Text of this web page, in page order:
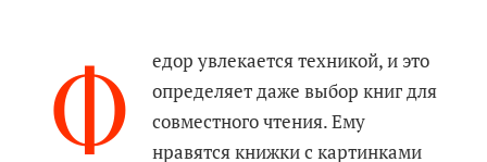
Ф
едор увлекается техникой, и это
определяет даже выбор книг для
совместного чтения. Ему
нравятся книжки с картинками